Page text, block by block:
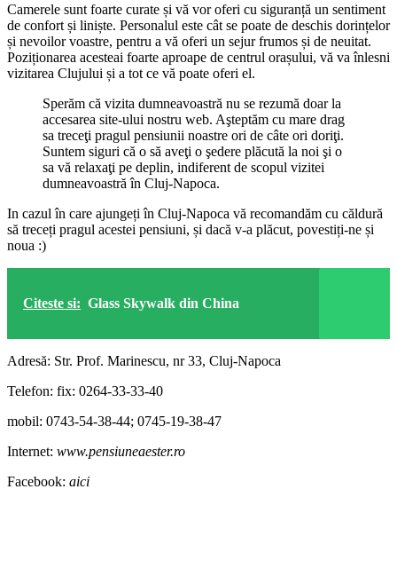
Camerele sunt foarte curate și vă vor oferi cu siguranță un sentiment
de confort și liniște. Personalul este cât se poate de deschis dorințelor
și nevoilor voastre, pentru a vă oferi un sejur frumos și de neuitat.
Poziționarea acesteai foarte aproape de centrul orașului, vă va înlesni
vizitarea Clujului și a tot ce vă poate oferi el.
Sperăm că vizita dumneavoastră nu se rezumă doar la
accesarea site-ului nostru web. Aşteptăm cu mare drag
sa treceţi pragul pensiunii noastre ori de câte ori doriţi.
Suntem siguri că o să aveţi o şedere plăcută la noi şi o
sa vă relaxaţi pe deplin, indiferent de scopul vizitei
dumneavoastră în Cluj-Napoca.
In cazul în care ajungeți în Cluj-Napoca vă recomandăm cu căldură
să treceți pragul acestei pensiuni, și dacă v-a plăcut, povestiți-ne și
noua :)
Citeste si: Glass Skywalk din China
Adresă: Str. Prof. Marinescu, nr 33, Cluj-Napoca
Telefon: fix: 0264-33-33-40
mobil: 0743-54-38-44; 0745-19-38-47
Internet: www.pensiuneaester.ro
Facebook: aici